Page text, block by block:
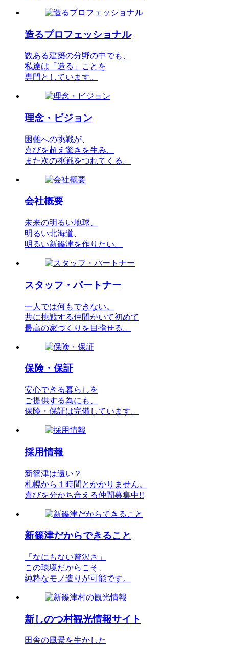
造るプロフェッショナル
数ある建築の分野の中でも、
私達は「造る」ことを
専門としています。
理念・ビジョン
困難への挑戦が、
喜びを超え驚きを生み、
また次の挑戦をつれてくる。
会社概要
未来の明るい地球、
明るい北海道、
明るい新篠津を作りたい。
スタッフ・パートナー
一人では何もできない。
共に挑戦する仲間がいて初めて
最高の家づくりを目指せる。
保険・保証
安心できる暮らしを
ご提供する為にも、
保険・保証は完備しています。
採用情報
新篠津は遠い？
札幌から１時間とかかりません。
喜びを分かち合える仲間募集中!!
新篠津だからできること
「なにもない贅沢さ」
この環境だからこそ、
純粋なモノ造りが可能です。
新しのつ村観光情報サイト
田舎の風景を生かした